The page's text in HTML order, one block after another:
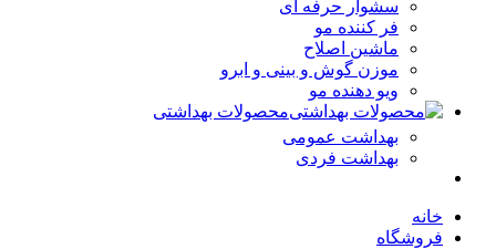
سشوار حرفه ای
فر کننده‌ مو
ماشین اصلاح
موزن گوش و بینی و ابرو
ویو دهنده مو
محصولات بهداشتی
بهداشت عمومی
بهداشت فردی
فروشگاه